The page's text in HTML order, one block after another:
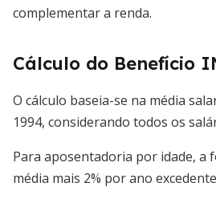
complementar a renda.
Cálculo do Benefício
O cálculo baseia-se na média
1994, considerando todos os
Para aposentadoria por idade, a
média mais 2% por ano